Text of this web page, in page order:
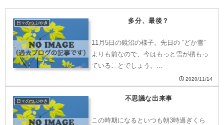
日々のつぶやき 多分、最後？
11月5日の鏡沼の様子。先日の ”どか雪”
よりも前なので、今はもっと雪が積もっ
ていることでしょう。…
2020/11/14
日々のつぶやき 不思議な出来事
この時期になるといつも朝3時過ぎくら